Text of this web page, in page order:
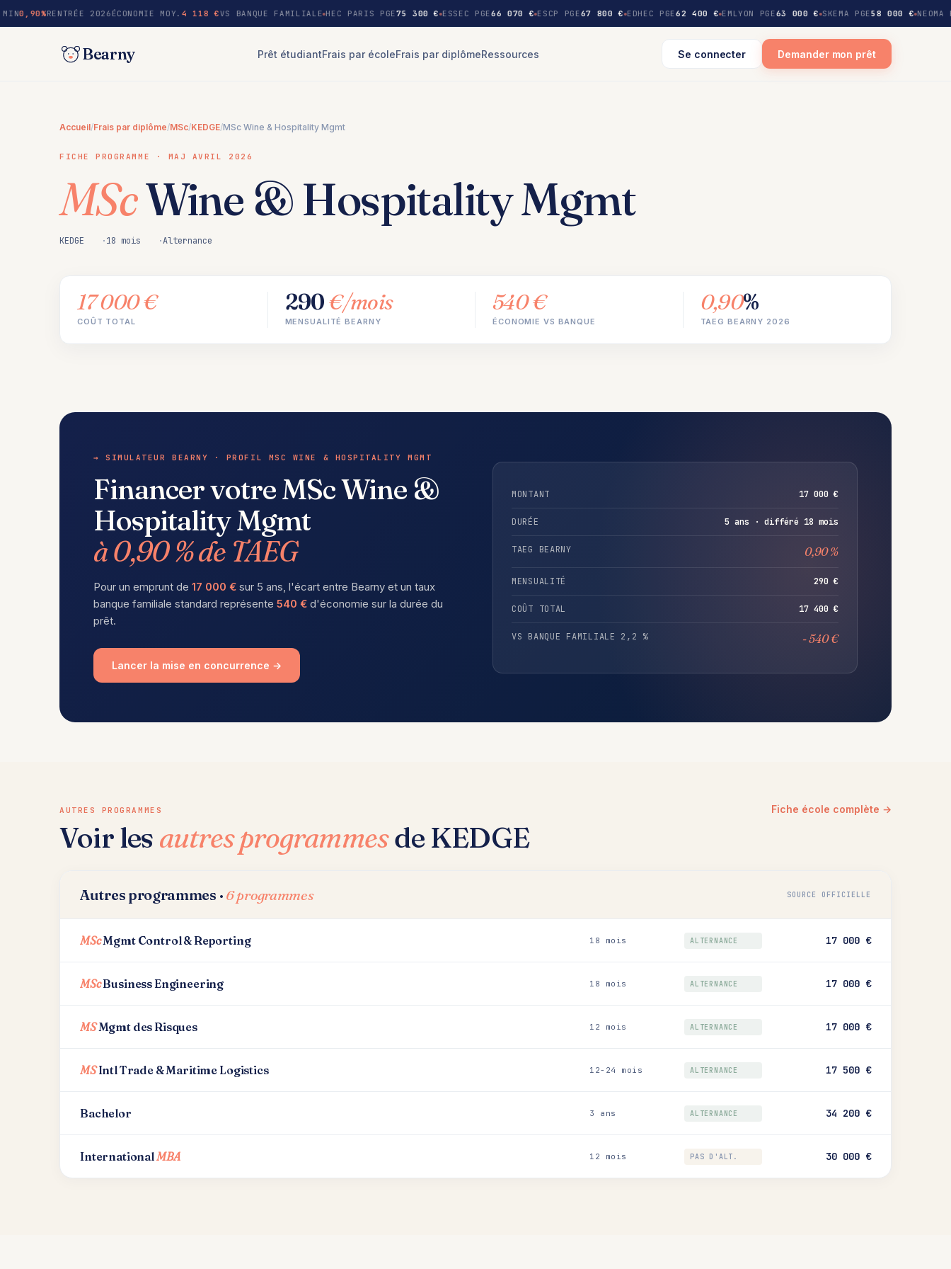
contenu
0,90%RENTRÉE 2026ÉCONOMIE MOY. 4 118 €VS BANQUE FAMILIALE HEC PARIS PGE75 300 € ESSEC PGE66 070 € ESCP PGE67 800 € EDHEC PGE62 400 € EMLYON PGE63 000 € SKEMA PGE58 000 € NEOMA
Bearny Prêt étudiantFrais par écoleFrais par diplômeRessources Se connecter Demander mon prêt
Accueil/Frais par diplôme/MSc/KEDGE/MSc Wine & Hospitality Mgmt
FICHE PROGRAMME · MAJ AVRIL 2026
MScWine & Hospitality Mgmt
KEDGE 18 mois Alternance
17 000 €
COÛT TOTAL
290€/mois
MENSUALITÉ BEARNY
540 €
ÉCONOMIE VS BANQUE
0,90%
TAEG BEARNY 2026
→ SIMULATEUR BEARNY · PROFIL MSC WINE & HOSPITALITY MGMT
Financer votre MSc Wine &
Hospitality Mgmt
à 0,90 % de TAEG
Pour un emprunt de 17 000 € sur 5 ans, l'écart entre Bearny et un taux
banque familiale standard représente 540 € d'économie sur la durée du
prêt.
Lancer la mise en concurrence →
MONTANT 17 000 €
DURÉE 5 ans · différé 18 mois
TAEG BEARNY 0,90 %
MENSUALITÉ 290 €
COÛT TOTAL 17 400 €
VS BANQUE FAMILIALE 2,2 % - 540 €
AUTRES PROGRAMMES
Voir les autres programmesde KEDGE
Fiche école complète →
Autres programmes · 6 programmes SOURCE OFFICIELLE
MScMgmt Control & Reporting 18 mois ALTERNANCE 17 000 €
MScBusiness Engineering 18 mois ALTERNANCE 17 000 €
MSMgmt des Risques 12 mois ALTERNANCE 17 000 €
MSIntl Trade & Maritime Logistics 12-24 mois ALTERNANCE 17 500 €
Bachelor 3 ans ALTERNANCE 34 200 €
InternationalMBA 12 mois PAS D'ALT. 30 000 €